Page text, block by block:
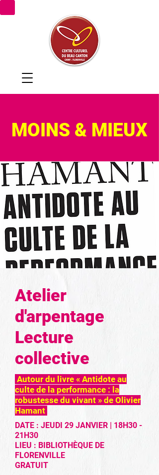
SPECTACLES
MOINS & MIEUX
Atelier
d'arpentage
Lecture
collective
Autour du livre « Antidote au
culte de la performance : la
robustesse du vivant » de Olivier
Hamant
DATE : JEUDI 29 JANVIER | 18H30 -
21H30
LIEU : BIBLIOTHÈQUE DE
FLORENVILLE
GRATUIT